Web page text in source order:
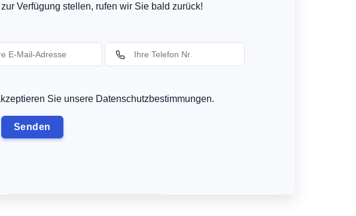
Verfügung stellen, rufen wir Sie bald zurück!
Sie unsere Datenschutzbestimmungen.